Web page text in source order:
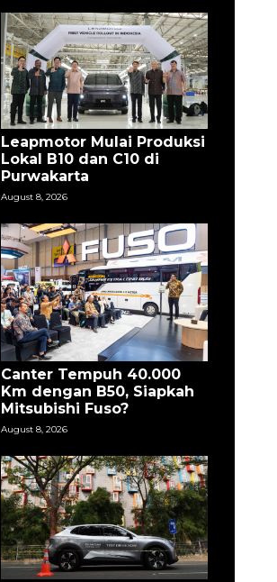
Leapmotor Mulai Produksi
Lokal B10 dan C10 di
Purwakarta
August 8, 2026
Canter Tempuh 40.000
Km dengan B50, Siapkah
Mitsubishi Fuso?
August 8, 2026